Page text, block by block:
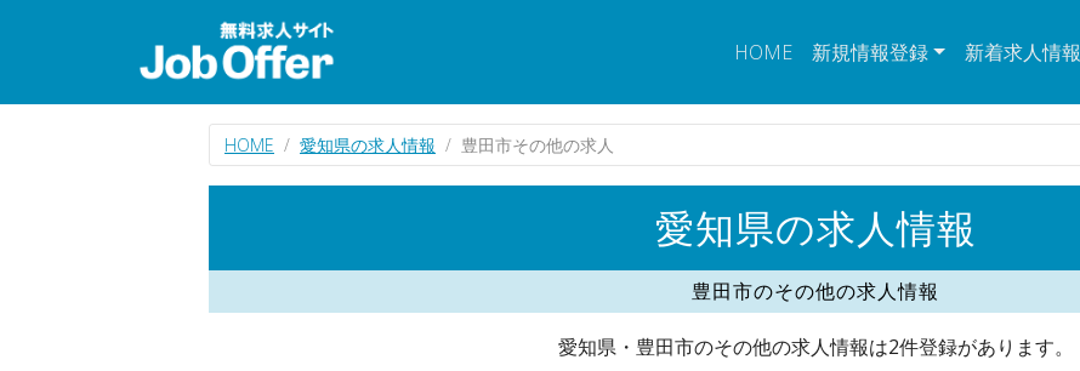
HOME 新規情報登録 新着求人情報
HOME 愛知県の求人情報 豊田市その他の求人
愛知県の求人情報
豊田市のその他の求人情報
愛知県・豊田市のその他の求人情報は2件登録があります。